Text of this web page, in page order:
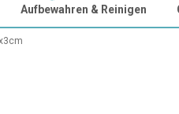
Aufbewahren & Reinigen